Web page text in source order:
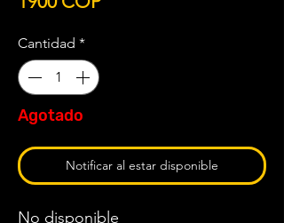
Cantidad *
Agotado
Notificar al estar disponible
No disponible